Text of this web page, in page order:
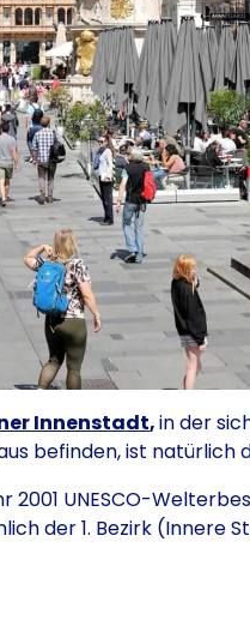
Innenstadt,in der
befinden, ist natürlich
UNESCO-
der 1. Bezirk